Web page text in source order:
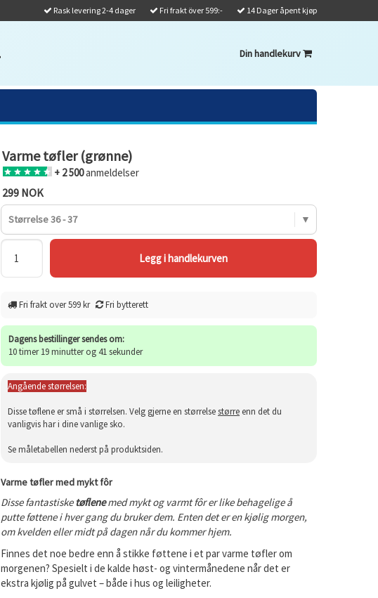
Rask levering 2-4 dager Fri frakt över 599:- 14 Dager åpent kjøp
Din handlekurv
Varme tøfler (grønne)
+ 2 500anmeldelser
299 NOK
Størrelse 36 - 37
Fri frakt over 599 kr Fri bytterett
Dagens bestillinger sendes om:
10 timer 19 minutter og 41 sekunder
Angående størrelsen:
Disse tøflene er små i størrelsen. Velg gjerne en størrelsestørre enn det du
vanligvis har i dine vanlige sko.
Se måletabellen nederst på produktsiden.
Varme tøfler med mykt fôr
Disse fantastiske tøflenemed mykt og varmt fôr er like behagelige å
putte føttene i hver gang du bruker dem. Enten det er en kjølig morgen,
om kvelden eller midt på dagen når du kommer hjem.
Finnes det noe bedre enn å stikke føttene i et par varme tøfler om
morgenen? Spesielt i de kalde høst- og vintermånedene når det er
ekstra kjølig på gulvet – både i hus og leiligheter.